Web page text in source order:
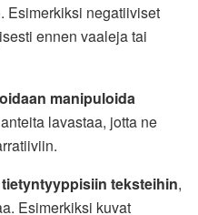
Esimerkiksi negatiiviset
ennen vaaleja tai
manipuloida
lavastaa, jotta ne
teksteihin,
Esimerkiksi kuvat